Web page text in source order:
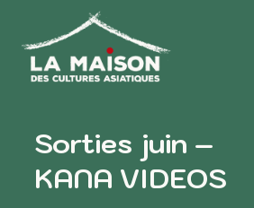
Sorties juin –
KANA VIDEOS